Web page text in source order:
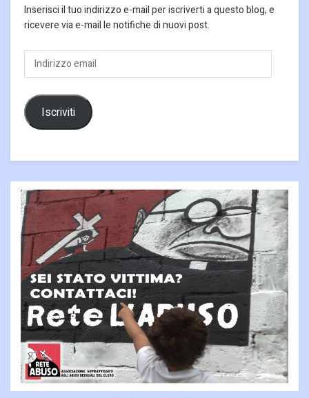
Inserisci il tuo indirizzo e-mail per iscriverti a questo blog, e
ricevere via e-mail le notifiche di nuovi post.
Indirizzo
email
Iscriviti